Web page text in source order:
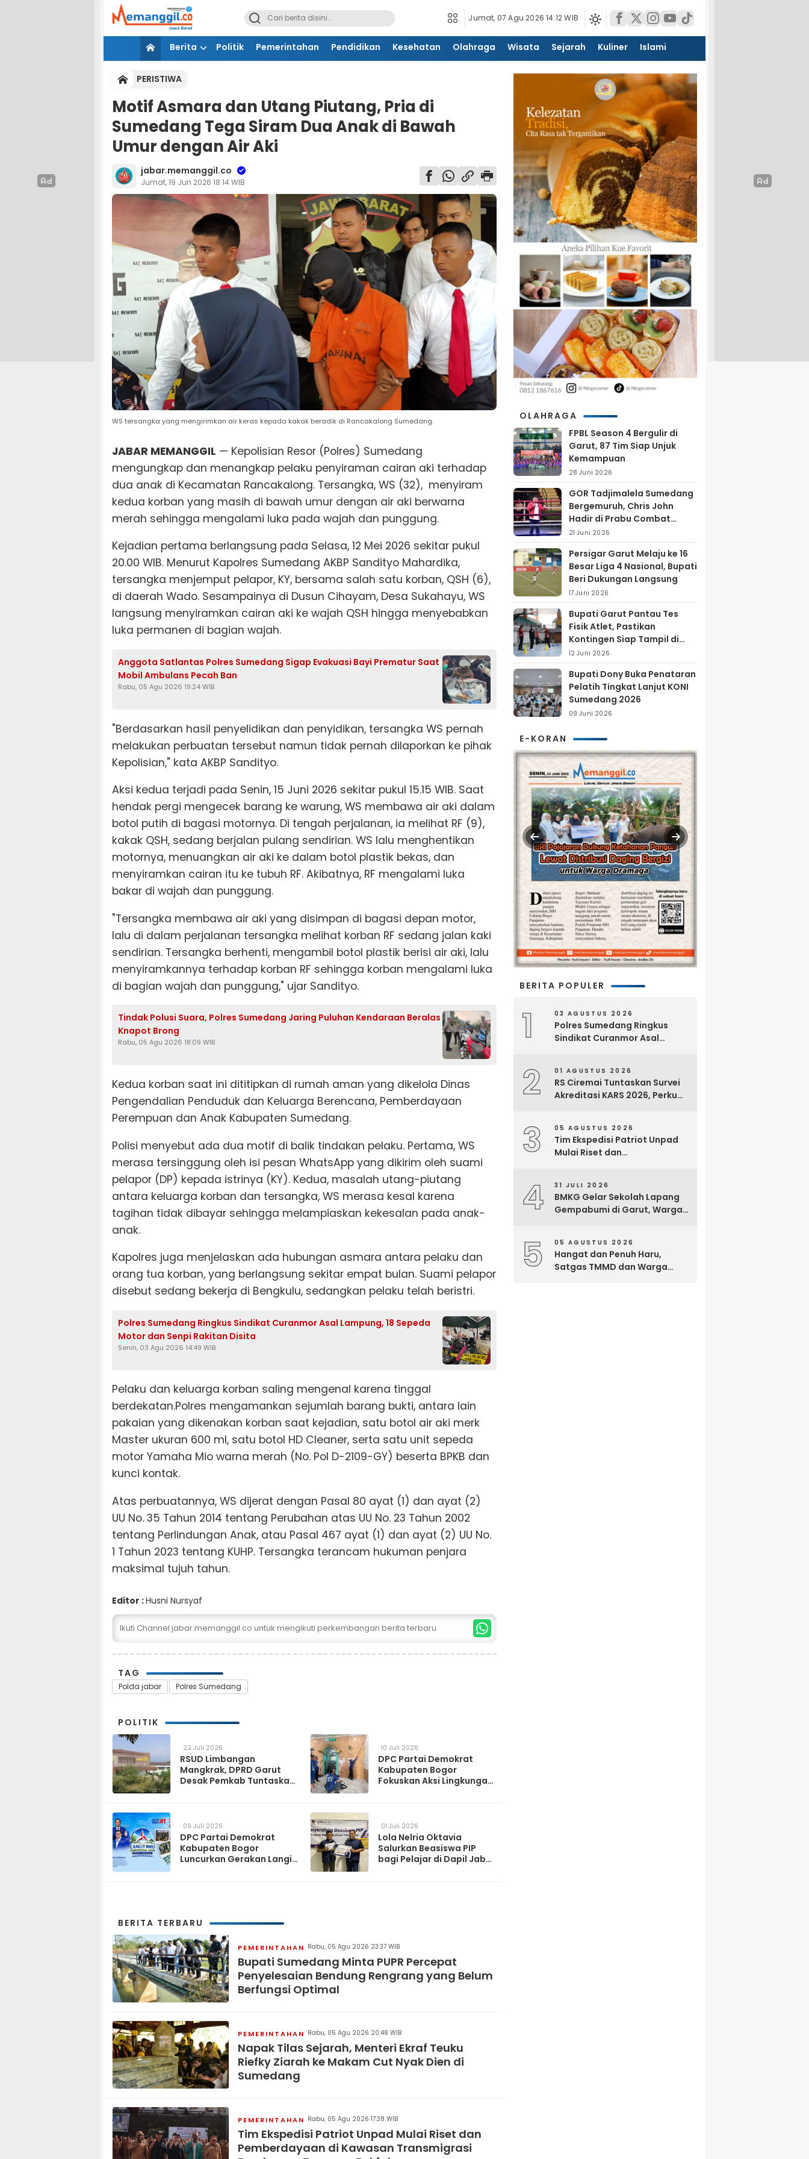
Jumat, 07 Agu 2026 14:12 WIB
Berita Politik Pemerintahan Pendidikan Kesehatan Olahraga Wisata Sejarah Kuliner Islami
PERISTIWA
Motif Asmara dan Utang Piutang, Pria di
Sumedang Tega Siram Dua Anak di Bawah
Umur dengan Air Aki
jabar.memanggil.co
Jumat, 19 Jun 2026 18:14 WIB
WS tersangka yang mengirimkan air keras kepada kakak beradik di Rancakalong Sumedang.
JABAR MEMANGGIL — Kepolisian Resor (Polres) Sumedang
mengungkap dan menangkap pelaku penyiraman cairan aki terhadap
dua anak di Kecamatan Rancakalong. Tersangka, WS (32), menyiram
kedua korban yang masih di bawah umur dengan air aki berwarna
merah sehingga mengalami luka pada wajah dan punggung.
Kejadian pertama berlangsung pada Selasa, 12 Mei 2026 sekitar pukul
20.00 WIB. Menurut Kapolres Sumedang AKBP Sandityo Mahardika,
tersangka menjemput pelapor, KY, bersama salah satu korban, QSH (6),
di daerah Wado. Sesampainya di Dusun Cihayam, Desa Sukahayu, WS
langsung menyiramkan cairan aki ke wajah QSH hingga menyebabkan
luka permanen di bagian wajah.
Anggota Satlantas Polres Sumedang Sigap Evakuasi Bayi Prematur Saat
Mobil Ambulans Pecah Ban
Rabu, 05 Agu 2026 19:24 WIB
"Berdasarkan hasil penyelidikan dan penyidikan, tersangka WS pernah
melakukan perbuatan tersebut namun tidak pernah dilaporkan ke pihak
Kepolisian," kata AKBP Sandityo.
Aksi kedua terjadi pada Senin, 15 Juni 2026 sekitar pukul 15.15 WIB. Saat
hendak pergi mengecek barang ke warung, WS membawa air aki dalam
botol putih di bagasi motornya. Di tengah perjalanan, ia melihat RF (9),
kakak QSH, sedang berjalan pulang sendirian. WS lalu menghentikan
motornya, menuangkan air aki ke dalam botol plastik bekas, dan
menyiramkan cairan itu ke tubuh RF. Akibatnya, RF mengalami luka
bakar di wajah dan punggung.
"Tersangka membawa air aki yang disimpan di bagasi depan motor,
lalu di dalam perjalanan tersangka melihat korban RF sedang jalan kaki
sendirian. Tersangka berhenti, mengambil botol plastik berisi air aki, lalu
menyiramkannya terhadap korban RF sehingga korban mengalami luka
di bagian wajah dan punggung," ujar Sandityo.
Tindak Polusi Suara, Polres Sumedang Jaring Puluhan Kendaraan Beralas
Knapot Brong
Rabu, 05 Agu 2026 18:09 WIB
Kedua korban saat ini dititipkan di rumah aman yang dikelola Dinas
Pengendalian Penduduk dan Keluarga Berencana, Pemberdayaan
Perempuan dan Anak Kabupaten Sumedang.
Polisi menyebut ada dua motif di balik tindakan pelaku. Pertama, WS
merasa tersinggung oleh isi pesan WhatsApp yang dikirim oleh suami
pelapor (DP) kepada istrinya (KY). Kedua, masalah utang-piutang
antara keluarga korban dan tersangka, WS merasa kesal karena
tagihan tidak dibayar sehingga melampiaskan kekesalan pada anak-
anak.
Kapolres juga menjelaskan ada hubungan asmara antara pelaku dan
orang tua korban, yang berlangsung sekitar empat bulan. Suami pelapor
disebut sedang bekerja di Bengkulu, sedangkan pelaku telah beristri.
Polres Sumedang Ringkus Sindikat Curanmor Asal Lampung, 18 Sepeda
Motor dan Senpi Rakitan Disita
Senin, 03 Agu 2026 14:49 WIB
Pelaku dan keluarga korban saling mengenal karena tinggal
berdekatan.Polres mengamankan sejumlah barang bukti, antara lain
pakaian yang dikenakan korban saat kejadian, satu botol air aki merk
Master ukuran 600 ml, satu botol HD Cleaner, serta satu unit sepeda
motor Yamaha Mio warna merah (No. Pol D-2109-GY) beserta BPKB dan
kunci kontak.
Atas perbuatannya, WS dijerat dengan Pasal 80 ayat (1) dan ayat (2)
UU No. 35 Tahun 2014 tentang Perubahan atas UU No. 23 Tahun 2002
tentang Perlindungan Anak, atau Pasal 467 ayat (1) dan ayat (2) UU No.
1 Tahun 2023 tentang KUHP. Tersangka terancam hukuman penjara
maksimal tujuh tahun.
Editor :Husni Nursyaf
Ikuti Channel jabar.memanggil.co untuk mengikuti perkembangan berita terbaru
TAG
Polda jabar Polres Sumedang
POLITIK
22 Juli 2026
RSUD Limbangan
Mangkrak, DPRD Garut
Desak Pemkab Tuntaskan
10 Juli 2026
DPC Partai Demokrat
Kabupaten Bogor
Fokuskan Aksi Lingkungan
09 Juli 2026
DPC Partai Demokrat
Kabupaten Bogor
Luncurkan Gerakan Langit
01 Juli 2026
Lola Nelria Oktavia
Salurkan Beasiswa PIP
bagi Pelajar di Dapil Jabar
BERITA TERBARU
PEMERINTAHAN Rabu, 05 Agu 2026 23:37 WIB
Bupati Sumedang Minta PUPR Percepat
Penyelesaian Bendung Rengrang yang Belum
Berfungsi Optimal
PEMERINTAHAN Rabu, 05 Agu 2026 20:48 WIB
Napak Tilas Sejarah, Menteri Ekraf Teuku
Riefky Ziarah ke Makam Cut Nyak Dien di
Sumedang
PEMERINTAHAN Rabu, 05 Agu 2026 17:38 WIB
Tim Ekspedisi Patriot Unpad Mulai Riset dan
Pemberdayaan di Kawasan Transmigrasi
OLAHRAGA
FPBL Season 4 Bergulir di
Garut, 87 Tim Siap Unjuk
Kemampuan
28 Juni 2026
GOR Tadjimalela Sumedang
Bergemuruh, Chris John
Hadir di Prabu Combat
Series 2026
21 Juni 2026
Persigar Garut Melaju ke 16
Besar Liga 4 Nasional, Bupati
Beri Dukungan Langsung
17 Juni 2026
Bupati Garut Pantau Tes
Fisik Atlet, Pastikan
Kontingen Siap Tampil di
Porprov 2026
12 Juni 2026
Bupati Dony Buka Penataran
Pelatih Tingkat Lanjut KONI
Sumedang 2026
09 Juni 2026
E-KORAN
BERITA POPULER
1 03 AGUSTUS 2026
Polres Sumedang Ringkus
Sindikat Curanmor Asal
2 01 AGUSTUS 2026
RS Ciremai Tuntaskan Survei
Akreditasi KARS 2026, Perkuat
3 05 AGUSTUS 2026
Tim Ekspedisi Patriot Unpad
Mulai Riset dan
Tomage, Fakfak
4 31 JULI 2026
BMKG Gelar Sekolah Lapang
Gempabumi di Garut, Warga
5 05 AGUSTUS 2026
Hangat dan Penuh Haru,
Satgas TMMD dan Warga